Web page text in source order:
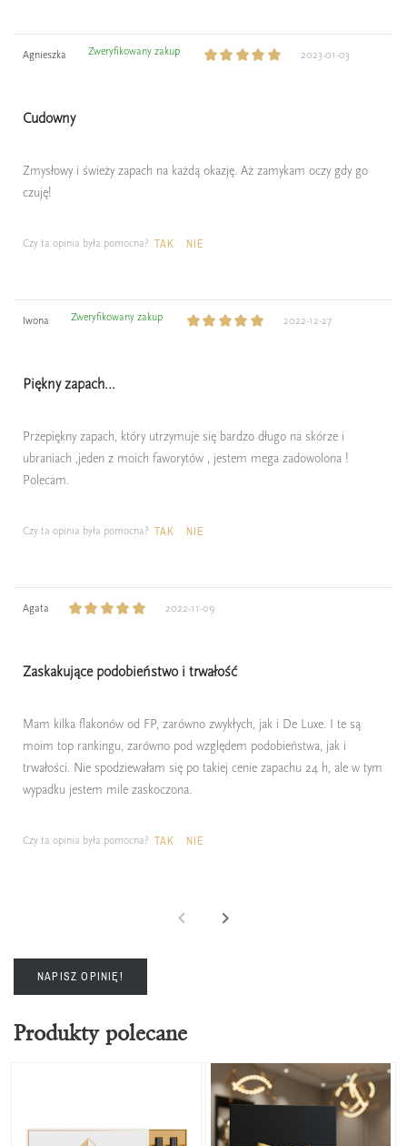
Agnieszka Zweryfikowany zakup 2023-01-03
Cudowny
Zmysłowy i świeży zapach na każdą okazję. Aż zamykam oczy gdy go
czuję!
Czy ta opinia była pomocna? TAK NIE
Iwona Zweryfikowany zakup 2022-12-27
Piękny zapach...
Przepiękny zapach, który utrzymuje się bardzo długo na skórze i
ubraniach ,jeden z moich faworytów , jestem mega zadowolona !
Polecam.
Czy ta opinia była pomocna? TAK NIE
Agata 2022-11-09
Zaskakujące podobieństwo i trwałość
Mam kilka flakonów od FP, zarówno zwykłych, jak i De Luxe. I te są
moim top rankingu, zarówno pod względem podobieństwa, jak i
trwałości. Nie spodziewałam się po takiej cenie zapachu 24 h, ale w tym
wypadku jestem mile zaskoczona.
Czy ta opinia była pomocna? TAK NIE
NAPISZ OPINIĘ!
Produkty polecane